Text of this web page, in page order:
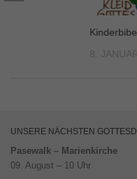
8.
UNSERE NÄCHSTEN
Pasewalk – Marienkirche
09. August – 10 Uhr